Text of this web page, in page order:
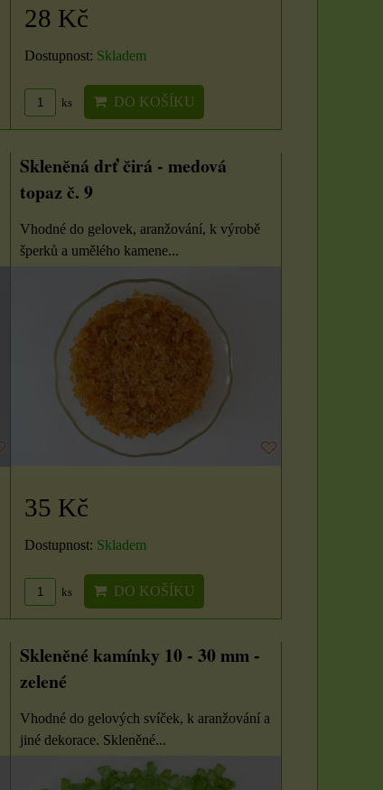
28 Kč
Dostupnost: Skladem
ks DO KOŠÍKU
Skleněná drť čirá - medová
topaz č. 9
Vhodné do gelovek, aranžování, k výrobě
šperků a umělého kamene...
35 Kč
Dostupnost: Skladem
ks DO KOŠÍKU
Skleněné kamínky 10 - 30 mm -
zelené
Vhodné do gelových svíček, k aranžování a
jiné dekorace. Skleněné...
Organzové sáčky 5 x
Organzové sáčky najdou
zabalení dárků,...
4 Kč
ZVOLTE VARIANTU
výběru
ZVOLTE VARIANTU